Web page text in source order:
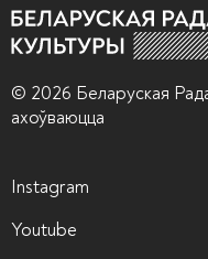
© 2026 Беларуская
ахоўваюцца
Instagram
Youtube